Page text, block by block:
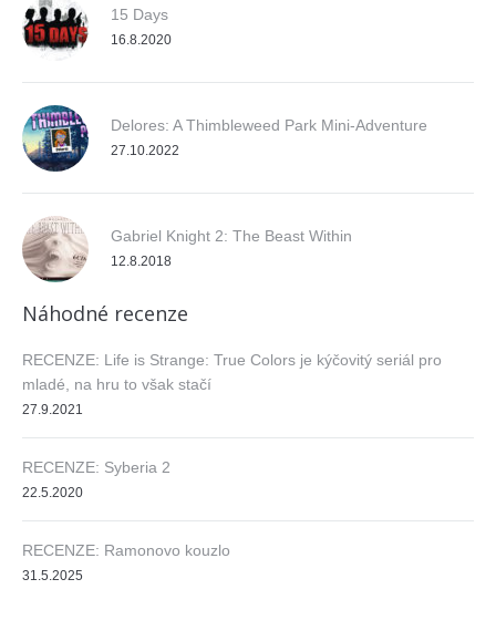
15 Days
16.8.2020
Delores: A Thimbleweed Park Mini-Adventure
27.10.2022
Gabriel Knight 2: The Beast Within
12.8.2018
Náhodné recenze
RECENZE: Life is Strange: True Colors je kýčovitý seriál pro
mladé, na hru to však stačí
27.9.2021
RECENZE: Syberia 2
22.5.2020
RECENZE: Ramonovo kouzlo
31.5.2025